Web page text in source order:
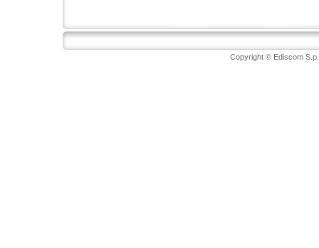
Copyright © Ediscom